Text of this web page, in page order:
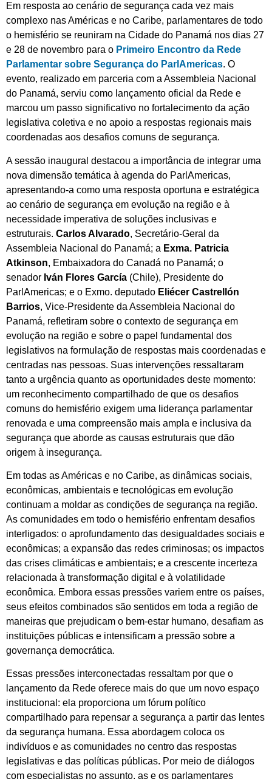
Em resposta ao cenário de segurança cada vez mais
complexo nas Américas e no Caribe, parlamentares de todo
o hemisfério se reuniram na Cidade do Panamá nos dias 27
e 28 de novembro para o Primeiro Encontro da Rede
Parlamentar sobre Segurança do ParlAmericas. O
evento, realizado em parceria com a Assembleia Nacional
do Panamá, serviu como lançamento oficial da Rede e
marcou um passo significativo no fortalecimento da ação
legislativa coletiva e no apoio a respostas regionais mais
coordenadas aos desafios comuns de segurança.
A sessão inaugural destacou a importância de integrar uma
nova dimensão temática à agenda do ParlAmericas,
apresentando-a como uma resposta oportuna e estratégica
ao cenário de segurança em evolução na região e à
necessidade imperativa de soluções inclusivas e
estruturais. Carlos Alvarado, Secretário-Geral da
Assembleia Nacional do Panamá; a Exma. Patricia
Atkinson, Embaixadora do Canadá no Panamá; o
senador Iván Flores García (Chile), Presidente do
ParlAmericas; e o Exmo. deputado Eliécer Castrellón
Barrios, Vice-Presidente da Assembleia Nacional do
Panamá, refletiram sobre o contexto de segurança em
evolução na região e sobre o papel fundamental dos
legislativos na formulação de respostas mais coordenadas e
centradas nas pessoas. Suas intervenções ressaltaram
tanto a urgência quanto as oportunidades deste momento:
um reconhecimento compartilhado de que os desafios
comuns do hemisfério exigem uma liderança parlamentar
renovada e uma compreensão mais ampla e inclusiva da
segurança que aborde as causas estruturais que dão
origem à insegurança.
Em todas as Américas e no Caribe, as dinâmicas sociais,
econômicas, ambientais e tecnológicas em evolução
continuam a moldar as condições de segurança na região.
As comunidades em todo o hemisfério enfrentam desafios
interligados: o aprofundamento das desigualdades sociais e
econômicas; a expansão das redes criminosas; os impactos
das crises climáticas e ambientais; e a crescente incerteza
relacionada à transformação digital e à volatilidade
econômica. Embora essas pressões variem entre os países,
seus efeitos combinados são sentidos em toda a região de
maneiras que prejudicam o bem-estar humano, desafiam as
instituições públicas e intensificam a pressão sobre a
governança democrática.
Essas pressões interconectadas ressaltam por que o
lançamento da Rede oferece mais do que um novo espaço
institucional: ela proporciona um fórum político
compartilhado para repensar a segurança a partir das lentes
da segurança humana. Essa abordagem coloca os
indivíduos e as comunidades no centro das respostas
legislativas e das políticas públicas. Por meio de diálogos
com especialistas no assunto, as e os parlamentares